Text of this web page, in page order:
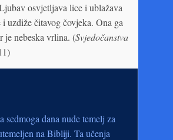
osvjetljava lice i ublažava
uzdiže čitavog čovjeka. Ona ga
je nebeska vrlina. (Svjedočanstva
sedmoga dana nude temelj za
na Bibliji. Ta učenja